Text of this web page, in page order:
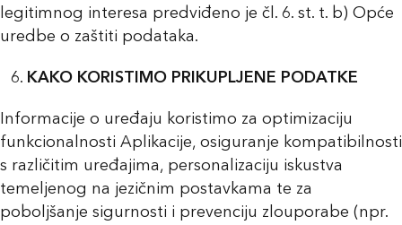
legitimnog interesa predviđeno je čl. 6. st. t. b) Opće
uredbe o zaštiti podataka.
KAKO KORISTIMO PRIKUPLJENE PODATKE
Informacije o uređaju koristimo za optimizaciju
funkcionalnosti Aplikacije, osiguranje kompatibilnosti
s različitim uređajima, personalizaciju iskustva
temeljenog na jezičnim postavkama te za
poboljšanje sigurnosti i prevenciju zlouporabe (npr.